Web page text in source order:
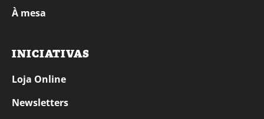
À mesa
INICIATIVAS
Loja Online
Newsletters